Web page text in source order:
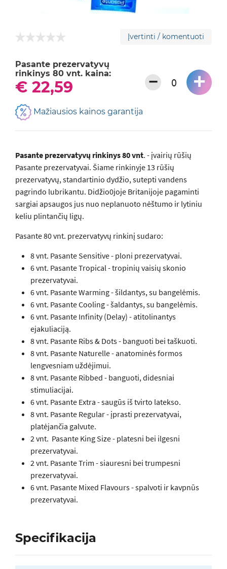
Įvertinti / komentuoti
Pasante prezervatyvų
rinkinys 80 vnt. kaina:
€ 22,59 − +
Mažiausios kainos garantija
Pasante prezervatyvų rinkinys 80 vnt. - įvairių rūšių
Pasante prezervatyvai. Šiame rinkinyje 13 rūšių
prezervatyvų, standartinio dydžio, sutepti vandens
pagrindo lubrikantu. Didžio0joje Britanijoje pagaminti
sargiai apsaugos jus nuo neplanuoto nėštumo ir lytiniu
keliu plintančių ligų.
Pasante 80 vnt. prezervatyvų rinkinį sudaro:
8 vnt. Pasante Sensitive - ploni prezervatyvai.
6 vnt. Pasante Tropical - tropinių vaisių skonio
prezervatyvai.
6 vnt. Pasante Warming - šildantys, su bangelėmis.
6 vnt. Pasante Cooling - šaldantys, su bangelėmis.
6 vnt. Pasante Infinity (Delay) - atitolinantys
ejakuliaciją.
8 vnt. Pasante Ribs & Dots - banguoti bei taškuoti.
8 vnt. Pasante Naturelle - anatominės formos
lengvesniam uždėjimui.
8 vnt. Pasante Ribbed - banguoti, didesniai
stimuliacijai.
6 vnt. Pasante Extra - saugūs iš tvirto latekso.
8 vnt. Pasante Regular - įprasti prezervatyvai,
platėjančia galvute.
2 vnt. Pasante King Size - platesni bei ilgesni
prezervatyvai.
2 vnt. Pasante Trim - siauresni bei trumpesni
prezervatyvai.
6 vnt. Pasante Mixed Flavours - spalvoti ir kavpnūs
prezervatyvai.
Specifikacija